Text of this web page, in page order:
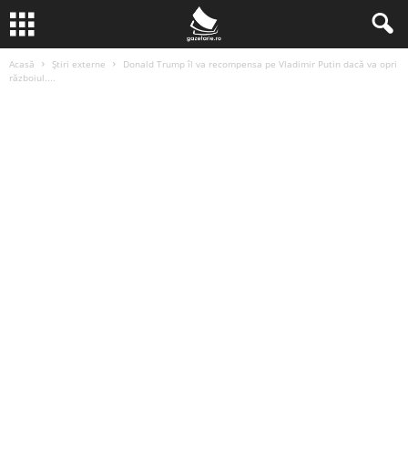
Acasă Știri externe
Donald Trump îl va recompensa pe Vladimir Putin dacă va opri
războiul....